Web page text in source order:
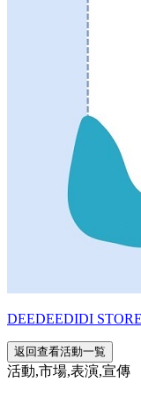
DEEDEEDIDI STORE
返回查看活動一覧
活動,市場,表演,宣傳